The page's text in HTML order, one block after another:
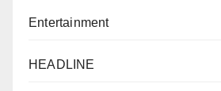
Entertainment
HEADLINE